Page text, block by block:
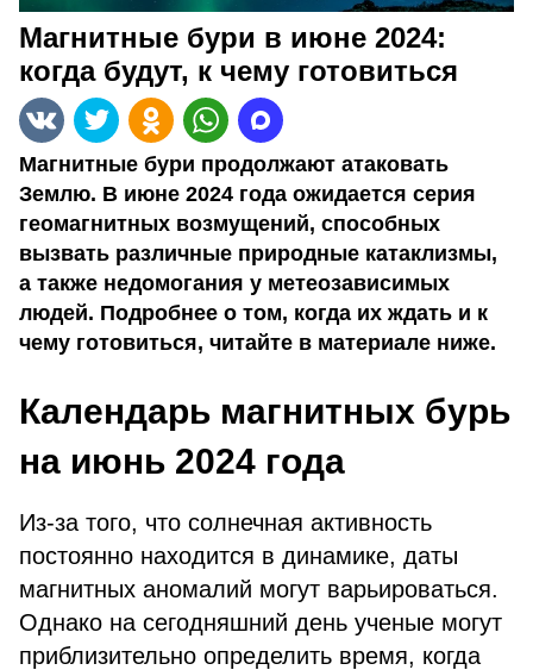
Магнитные бури в июне 2024:
когда будут, к чему готовиться
Магнитные бури продолжают атаковать
Землю. В июне 2024 года ожидается серия
геомагнитных возмущений, способных
вызвать различные природные катаклизмы,
а также недомогания у метеозависимых
людей. Подробнее о том, когда их ждать и к
чему готовиться, читайте в материале ниже.
Календарь магнитных бурь
на июнь 2024 года
Из-за того, что солнечная активность
постоянно находится в динамике, даты
магнитных аномалий могут варьироваться.
Однако на сегодняшний день ученые могут
приблизительно определить время, когда